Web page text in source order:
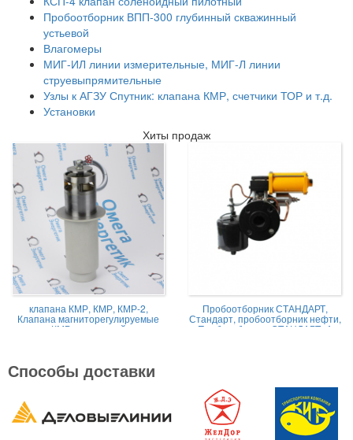
Пробоотборник ВПП-300 глубинный скважинный
устьевой
Влагомеры
МИГ-ИЛ линии измерительные, МИГ-Л линии
струевыпрямительные
Узлы к АГЗУ Спутник: клапана КМР, счетчики ТОР и т.д.
Установки
Хиты продаж
клапана КМР, КМР, КМР-2,
Клапана магниторегулируемые
КМР жидкостной
Пробоотборник СТАНДАРТ,
Стандарт, пробоотборник нефти,
Пробоотборник СТАНДАРТ -А
Способы доставки